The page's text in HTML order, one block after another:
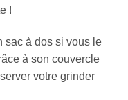
!
sac à dos si vous le
à son couvercle
votre grinder